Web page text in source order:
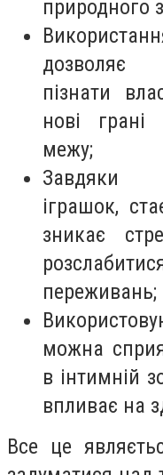
природного
дозволяє
пізнати
нові грані
межу;
Завдяки
іграшок,
зникає
переживань;
можна
в інтимній
впливає на
Все це